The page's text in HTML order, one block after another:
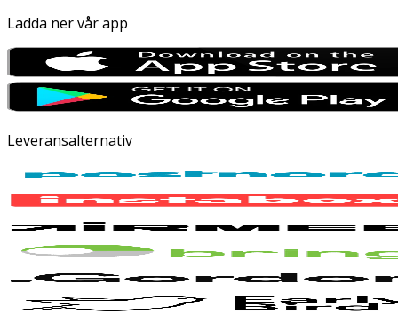
Ladda ner vår app
Leveransalternativ